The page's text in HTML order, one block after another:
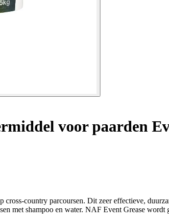
voor paarden
country parcoursen. Dit zeer effectieve,
met shampoo en water. NAF Event Grease